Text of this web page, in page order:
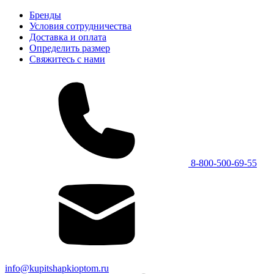
Бренды
Условия сотрудничества
Доставка и оплата
Определить размер
Свяжитесь с нами
8-800-500-69-55
info@kupitshapkioptom.ru